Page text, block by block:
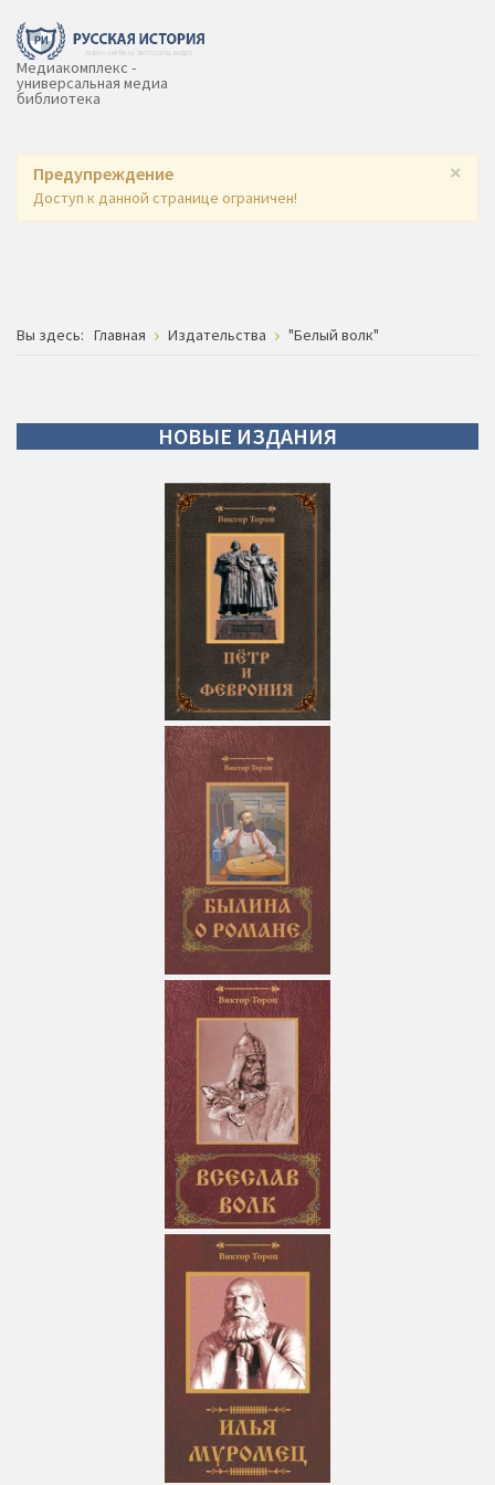
Медиакомплекс -
универсальная медиа
библиотека
×
Предупреждение
Доступ к данной странице ограничен!
Вы здесь: Главная Издательства "Белый волк"
НОВЫЕ ИЗДАНИЯ